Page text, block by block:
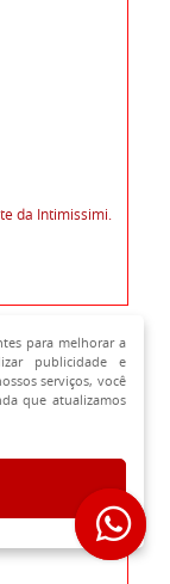
para melhorar a
publicidade e
serviços, você
que atualizamos
da Intimissimi.